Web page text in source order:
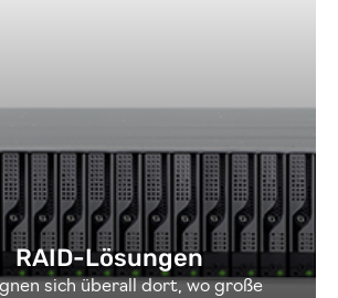
RAID-Lösungen
sich überall dort, wo große